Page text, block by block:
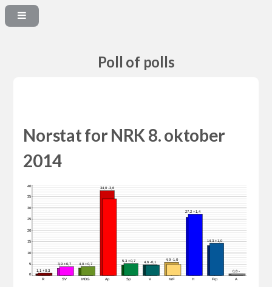
Poll of polls
Norstat for NRK 8. oktober
2014
1,1 +0,3
3,9 +0,7 4,0 +0,7
34,0 -3,6
5,3 +0,7 4,6 -0,1
4,9 -1,0
27,2 +1,4
14,3 +1,0
0,8 -
R SV MDG Ap Sp V KrF H Frp A
0
5
10
15
20
25
30
35
40